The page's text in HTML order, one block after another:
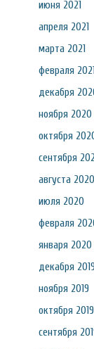
июня 2021
апреля 2021
марта 2021
февраля 2021
декабря
ноября 2020
октября
сентября
августа 2020
июля 2020
февраля
января 2020
декабря 2019
ноября 2019
октября 2019
сентября